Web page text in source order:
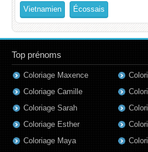
Vietnamien Écossais
Top prénoms
Coloriage Maxence
Coloriage Camille
Coloriage Sarah
Coloriage Esther
Coloriage Maya